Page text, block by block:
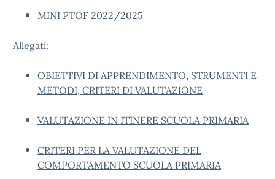
MINI PTOF 2022/2025
Allegati:
OBIETTIVI DI APPRENDIMENTO, STRUMENTI E
METODI, CRITERI DI VALUTAZIONE
VALUTAZIONE IN ITINERE SCUOLA PRIMARIA
CRITERI PER LA VALUTAZIONE DEL
COMPORTAMENTO SCUOLA PRIMARIA